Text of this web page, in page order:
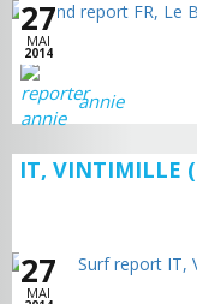
27
MAI
2014
annie
IT, VINTIMILLE
27
MAI